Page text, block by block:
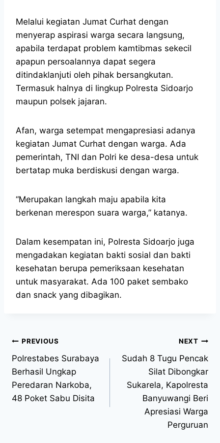
Melalui kegiatan Jumat Curhat dengan
menyerap aspirasi warga secara langsung,
apabila terdapat problem kamtibmas sekecil
apapun persoalannya dapat segera
ditindaklanjuti oleh pihak bersangkutan.
Termasuk halnya di lingkup Polresta Sidoarjo
maupun polsek jajaran.
Afan, warga setempat mengapresiasi adanya
kegiatan Jumat Curhat dengan warga. Ada
pemerintah, TNI dan Polri ke desa-desa untuk
bertatap muka berdiskusi dengan warga.
“Merupakan langkah maju apabila kita
berkenan merespon suara warga,” katanya.
Dalam kesempatan ini, Polresta Sidoarjo juga
mengadakan kegiatan bakti sosial dan bakti
kesehatan berupa pemeriksaan kesehatan
untuk masyarakat. Ada 100 paket sembako
dan snack yang dibagikan.
PREVIOUS
Polrestabes Surabaya
Berhasil Ungkap
Peredaran Narkoba,
48 Poket Sabu Disita
NEXT
Sudah 8 Tugu Pencak
Silat Dibongkar
Sukarela, Kapolresta
Banyuwangi Beri
Apresiasi Warga
Perguruan